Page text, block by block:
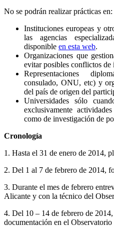
No se podrán realizar prácticas en:
Instituciones europeas y
las agencias
disponible en esta web.
Organizaciones que
evitar posibles conflictos de
Representaciones
consulado, ONU, etc) y
del país de origen del
Universidades sólo
exclusivamente
como de investigación de
Cronología
1. Hasta el 31 de enero de 2014,
2. Del 1 al 7 de febrero de 2014,
3. Durante el mes de febrero
Alicante y con la técnico del
4. Del 10 – 14 de febrero de
documentación en el